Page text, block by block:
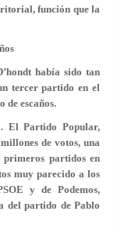
función que la
había sido tan
tercer partido en el
de escaños.
El Partido Popular,
de votos, una
partidos en
muy parecido a los
y de Podemos,
del partido de Pablo